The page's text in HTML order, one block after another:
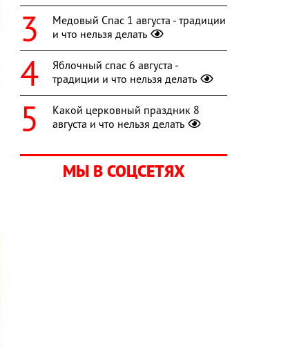
Медовый Спас 1 августа - традиции
и что нельзя делать
Яблочный спас 6 августа -
традиции и что нельзя делать
Какой церковный праздник 8
августа и что нельзя делать
МЫ В СОЦСЕТЯХ